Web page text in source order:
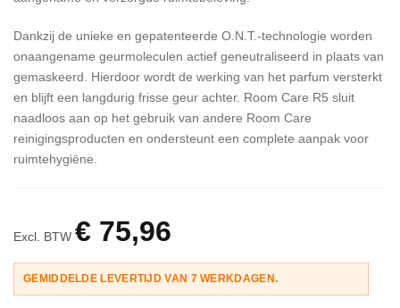
Dankzij de unieke en gepatenteerde O.N.T.-technologie worden
onaangename geurmoleculen actief geneutraliseerd in plaats van
gemaskeerd. Hierdoor wordt de werking van het parfum versterkt
en blijft een langdurig frisse geur achter. Room Care R5 sluit
naadloos aan op het gebruik van andere Room Care
reinigingsproducten en ondersteunt een complete aanpak voor
ruimtehygiëne.
Excl. BTW € 75,96
GEMIDDELDE LEVERTIJD VAN 7 WERKDAGEN.